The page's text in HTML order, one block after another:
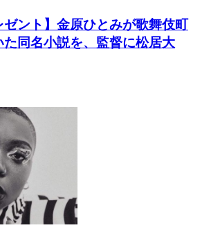
ゼント】金原ひとみが歌舞伎町
た同名小説を、監督に松居大